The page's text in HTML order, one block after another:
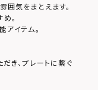
囲気をまとえます。
。
イテム。
き、プレートに繋ぐ